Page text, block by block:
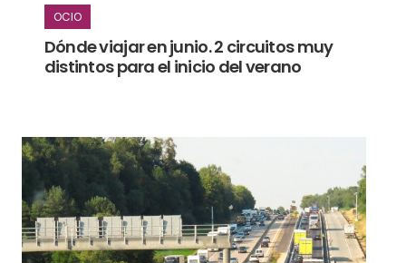
OCIO
Dónde viajar en junio. 2 circuitos muy
distintos para el inicio del verano